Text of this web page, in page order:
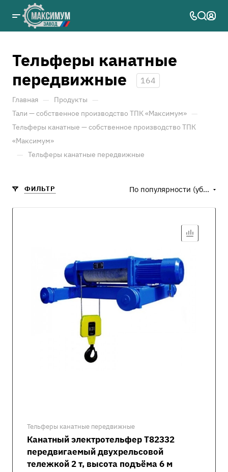
Тельферы канатные
передвижные
164
Главная — Продукты —
Тали — собственное производство ТПК «Максимум» —
Тельферы канатные — собственное производство ТПК
«Максимум»
— Тельферы канатные передвижные
ФИЛЬТР По популярности (убывание)
Тельферы канатные передвижные
Канатный электротельфер Т82332
передвигаемый двухрельсовой
тележкой 2 т, высота подъёма 6 м